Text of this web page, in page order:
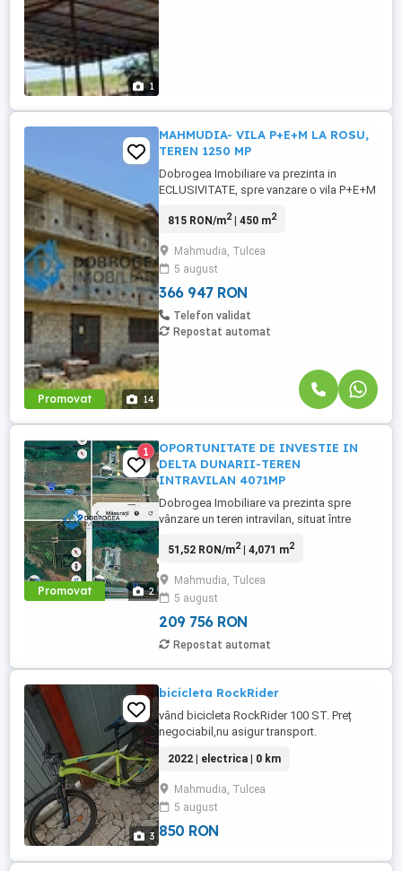
1
Promovat 14
MAHMUDIA- VILA P+E+M LA ROSU,
TEREN 1250 MP
Dobrogea Imobiliare va prezinta in
ECLUSIVITATE, spre vanzare o vila P+E+M
1250 mp, deschidere stradala 30 ml.
Amprenta la sol: 14x14 PARTER: 2 camere,
bucatarie, camara , baie , garaj ETAJ: 5
camere ,baie, terasa . MANSARDA: ...
815 RON/m2| 450 m2
Mahmudia, Tulcea
5 august
366 947 RON
Telefon validat
Repostat automat
Promovat 2
1
OPORTUNITATE DE INVESTIE IN
DELTA DUNARII-TEREN
INTRAVILAN 4071MP
Dobrogea Imobiliare va prezinta spre
vânzare un teren intravilan, situat între
potențial turistic deosebit. Proprietatea
ieșire în Dunăre, fiind ideală pentru
dezvoltarea unei afaceri în domeniul
turismului. Avantaje: Teren ...
51,52 RON/m2| 4,071 m2
Mahmudia, Tulcea
5 august
209 756 RON
Repostat automat
3
bicicleta RockRider
vând bicicleta RockRider 100 ST. Preț
negociabil,nu asigur transport.
2022 | electrica | 0 km
Mahmudia, Tulcea
5 august
850 RON